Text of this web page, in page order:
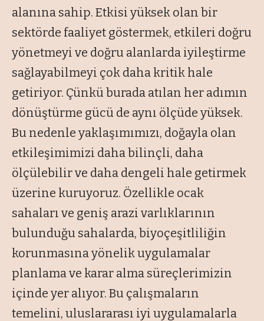
alanına sahip. Etkisi yüksek olan bir
sektörde faaliyet göstermek, etkileri doğru
yönetmeyi ve doğru alanlarda iyileştirme
sağlayabilmeyi çok daha kritik hale
getiriyor. Çünkü burada atılan her adımın
dönüştürme gücü de aynı ölçüde yüksek.
Bu nedenle yaklaşımımızı, doğayla olan
etkileşimimizi daha bilinçli, daha
ölçülebilir ve daha dengeli hale getirmek
üzerine kuruyoruz. Özellikle ocak
sahaları ve geniş arazi varlıklarının
bulunduğu sahalarda, biyoçeşitliliğin
korunmasına yönelik uygulamalar
planlama ve karar alma süreçlerimizin
içinde yer alıyor. Bu çalışmaların
temelini, uluslararası iyi uygulamalarla